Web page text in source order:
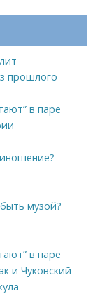
прошлого
в паре
музой?
в паре
и Чуковский